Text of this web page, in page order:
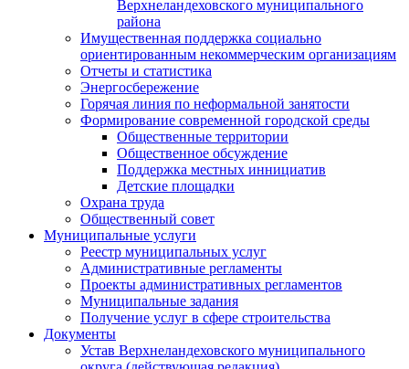
Верхнеландеховского муниципального
района
Имущественная поддержка социально
ориентированным некоммерческим организациям
Отчеты и статистика
Энергосбережение
Горячая линия по неформальной занятости
Формирование современной городской среды
Общественные территории
Общественное обсуждение
Поддержка местных иннициатив
Детские площадки
Охрана труда
Общественный совет
Муниципальные услуги
Реестр муниципальных услуг
Административные регламенты
Проекты административных регламентов
Муниципальные задания
Получение услуг в сфере строительства
Документы
Устав Верхнеландеховского муниципального